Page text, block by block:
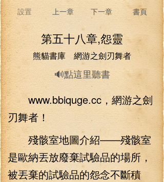
設置 上一章 下一章 書頁
第五十八章,怨靈
熊貓書庫 網游之劍刃舞者
🔊點這里聽書
www.bbiquge.cc，網游之劍
刃舞者！
殘骸室地圖介紹——殘骸室
是歐納丟放廢棄試驗品的場所，
被丟棄的試驗品的怨念不斷積